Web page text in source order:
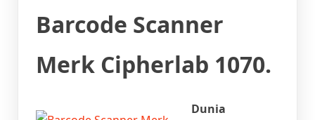
Barcode Scanner
Merk Cipherlab 1070.
Dunia